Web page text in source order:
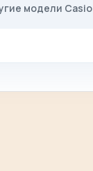
модели